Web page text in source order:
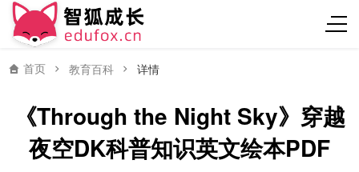
首页 教育百科 详情
《Through the Night Sky》穿越
夜空DK科普知识英文绘本PDF